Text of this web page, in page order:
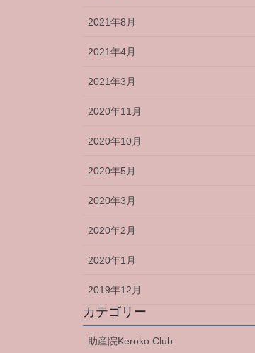
2021年8月
2021年4月
2021年3月
2020年11月
2020年10月
2020年5月
2020年3月
2020年2月
2020年1月
2019年12月
カテゴリー
助産院Keroko Club